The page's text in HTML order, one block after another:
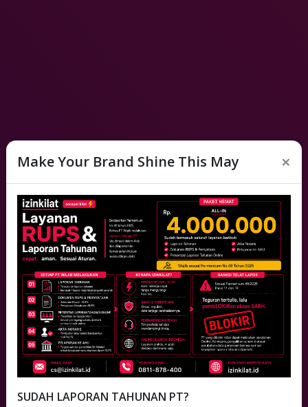
Platform Legalitas #1 di
Indonesiasss
Secepat Kilat ⚡|
Make Your Brand Shine This May ×
SUDAH LAPORAN TAHUNAN PT?